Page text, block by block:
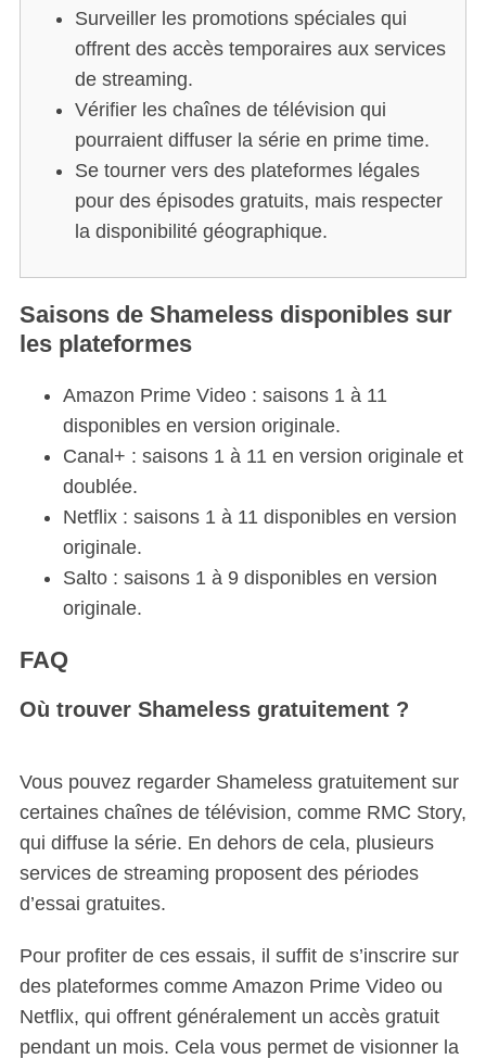
Surveiller les promotions spéciales qui
offrent des accès temporaires aux services
de streaming.
Vérifier les chaînes de télévision qui
pourraient diffuser la série en prime time.
Se tourner vers des plateformes légales
pour des épisodes gratuits, mais respecter
la disponibilité géographique.
Saisons de Shameless disponibles sur
les plateformes
Amazon Prime Video : saisons 1 à 11
disponibles en version originale.
Canal+ : saisons 1 à 11 en version originale et
doublée.
Netflix : saisons 1 à 11 disponibles en version
originale.
Salto : saisons 1 à 9 disponibles en version
originale.
FAQ
Où trouver Shameless gratuitement ?
Vous pouvez regarder Shameless gratuitement sur
certaines chaînes de télévision, comme RMC Story,
qui diffuse la série. En dehors de cela, plusieurs
services de streaming proposent des périodes
d’essai gratuites.
Pour profiter de ces essais, il suffit de s’inscrire sur
des plateformes comme Amazon Prime Video ou
Netflix, qui offrent généralement un accès gratuit
pendant un mois. Cela vous permet de visionner la
S
e
r
c